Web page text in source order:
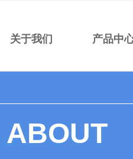
关于我们 产品中
ABOUT